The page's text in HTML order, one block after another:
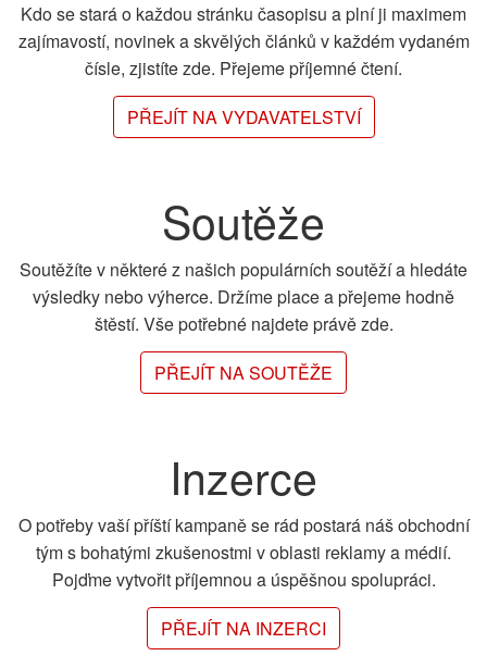
Kdo se stará o každou stránku časopisu a plní ji maximem
zajímavostí, novinek a skvělých článků v každém vydaném
čísle, zjistíte zde. Přejeme příjemné čtení.
PŘEJÍT NA VYDAVATELSTVÍ
Soutěže
Soutěžíte v některé z našich populárních soutěží a hledáte
výsledky nebo výherce. Držíme place a přejeme hodně
štěstí. Vše potřebné najdete právě zde.
PŘEJÍT NA SOUTĚŽE
Inzerce
O potřeby vaší příští kampaně se rád postará náš obchodní
tým s bohatými zkušenostmi v oblasti reklamy a médií.
Pojďme vytvořit příjemnou a úspěšnou spolupráci.
PŘEJÍT NA INZERCI